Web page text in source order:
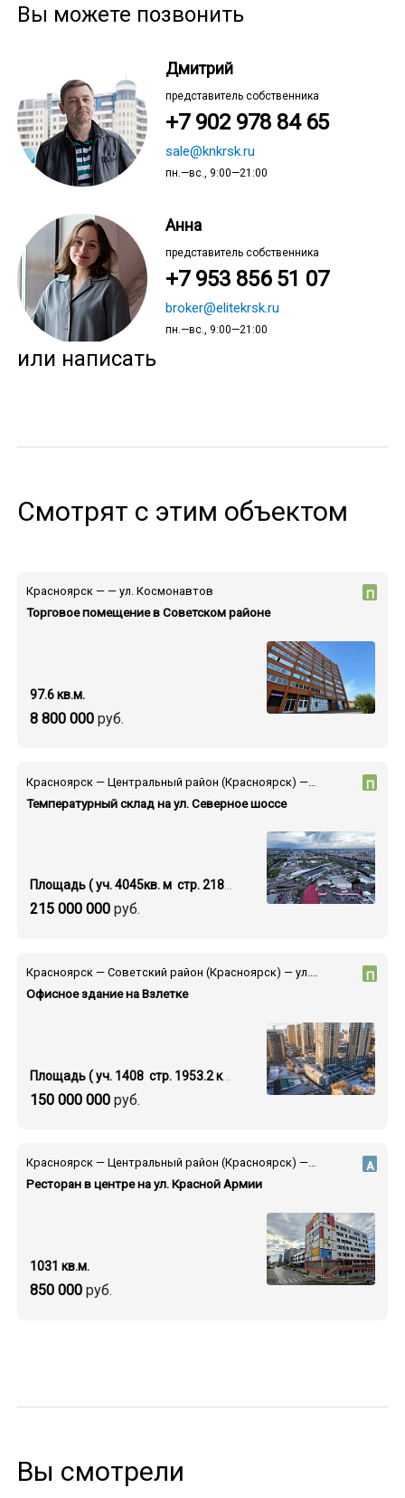
Вы можете позвонить
Дмитрий
представитель собственника
+7 902 978 84 65
sale@knkrsk.ru
пн.—вс., 9:00—21:00
Анна
представитель собственника
+7 953 856 51 07
broker@elitekrsk.ru
пн.—вс., 9:00—21:00
или написать
Смотрят с этим объектом
Красноярск — — ул. Космонавтов
Торговое помещение в Советском районе
П
8 800 000руб.
97.6 кв.м.
Температурный склад на ул. Северное шоссе
П
215 000 000руб.
Площадь ( уч. 4045кв. м стр. 2183 кв.м.)
Офисное здание на Взлетке
П
150 000 000руб.
Площадь ( уч. 1408 стр. 1953.2 кв.м.)
Красноярск — Центральный район (Красноярск) — ул. Красной Армии
Ресторан в центре на ул. Красной Армии
А
850 000руб.
1031 кв.м.
Вы смотрели